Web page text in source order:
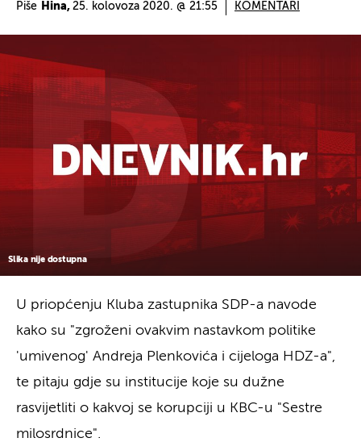
Piše Hina, 25. kolovoza 2020. @ 21:55 KOMENTARI
Slika nije dostupna
U priopćenju Kluba zastupnika SDP-a navode
kako su "zgroženi ovakvim nastavkom politike
'umivenog' Andreja Plenkovića i cijeloga HDZ-a",
te pitaju gdje su institucije koje su dužne
rasvijetliti o kakvoj se korupciji u KBC-u "Sestre
milosrdnice".